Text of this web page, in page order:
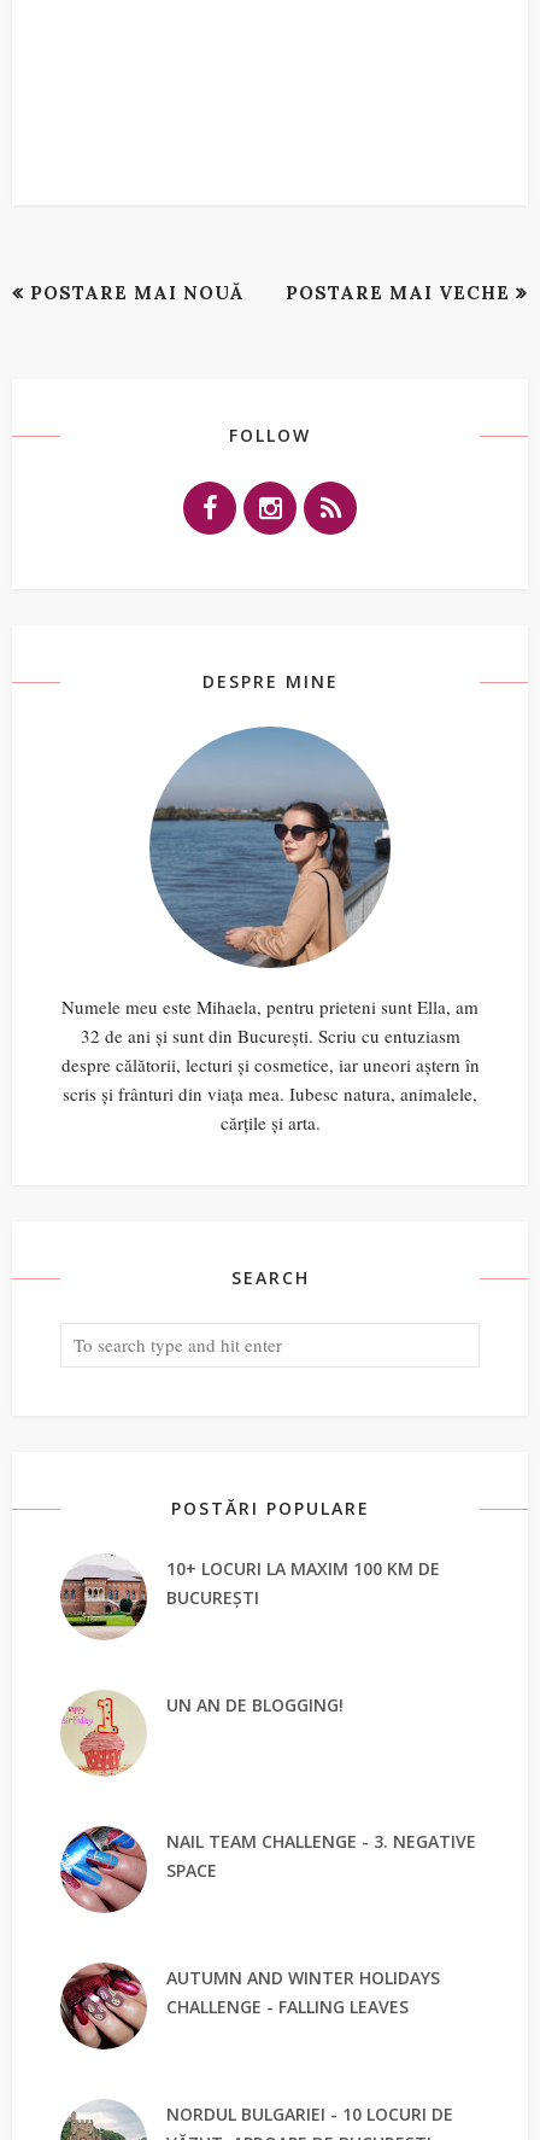
POSTARE MAI NOUĂ POSTARE MAI VECHE
FOLLOW
DESPRE MINE
Numele meu este Mihaela, pentru prieteni sunt Ella, am
32 de ani și sunt din București. Scriu cu entuziasm
despre călătorii, lecturi și cosmetice, iar uneori aștern în
scris și frânturi din viața mea. Iubesc natura, animalele,
cărțile și arta.
SEARCH
POSTĂRI POPULARE
10+ LOCURI LA MAXIM 100 KM DE
BUCUREȘTI
UN AN DE BLOGGING!
NAIL TEAM CHALLENGE - 3. NEGATIVE
SPACE
AUTUMN AND WINTER HOLIDAYS
CHALLENGE - FALLING LEAVES
NORDUL BULGARIEI - 10 LOCURI DE